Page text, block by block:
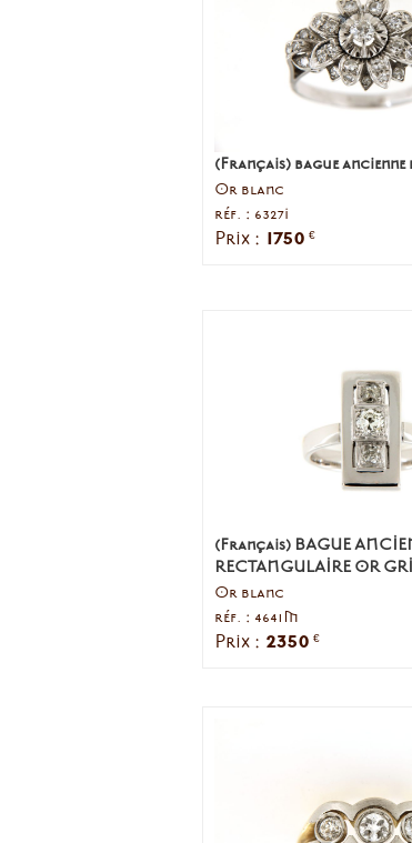
(Français) bague ancienne
Or blanc
réf. : 6327i
Prix : 1750 €
(Français) BAGUE
RECTANGULAIRE OR
Or blanc
réf. : 4641M
Prix : 2350 €